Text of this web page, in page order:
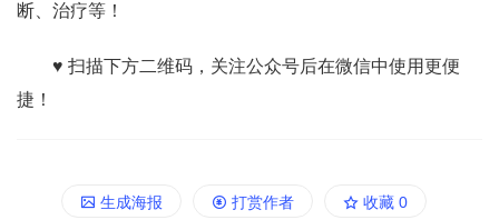
断、治疗等！
♥ 扫描下方二维码，关注公众号后在微信中使用更便
捷！
生成海报 打赏作者 收藏 0